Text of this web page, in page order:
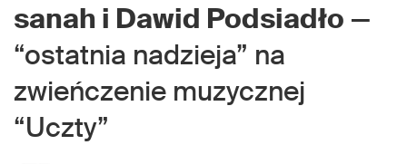
sanah i Dawid Podsiadło —
“ostatnia nadzieja” na
zwieńczenie muzycznej
“Uczty”